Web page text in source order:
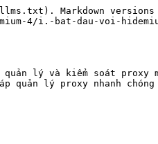
Markdown versions
4/i.-bat-dau-voi-
lý và kiểm soát
quản lý proxy nhanh